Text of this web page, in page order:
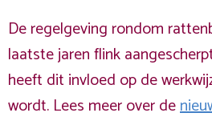
De regelgeving rondom
laatste jaren flink
heeft dit invloed op de
wordt. Lees meer over de